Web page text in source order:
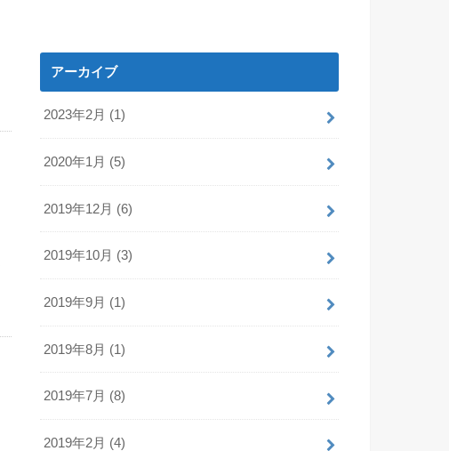
アーカイブ
2023年2月 (1)
2020年1月 (5)
2019年12月 (6)
2019年10月 (3)
2019年9月 (1)
2019年8月 (1)
2019年7月 (8)
2019年2月 (4)